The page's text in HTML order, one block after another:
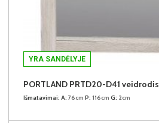
YRA SANDĖLYJE
PORTLAND PRTD20-D41 veidrodis
Išmatavimai: A: 76cm P: 116cm G: 2cm